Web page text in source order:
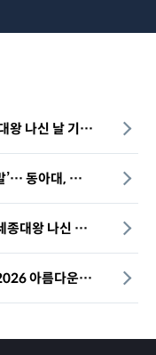
[부산일보] 동아대 국어문화원, ‘세종대왕 나신 날 기념행사’ 16일 개최
[아시아경제] 세종대왕도 반한 ‘부산말’… 동아대, 다대포서 우리말·지역어 체험행사 개최
[베리타스알파] 동아대 국어문화원 '세종대왕 나신 날 기념행사' 16일 개최
[베리타스알파] 동아대 국어문화원 '2026 아름다운 우리말 이름 가게 찾기 공모전' 개최